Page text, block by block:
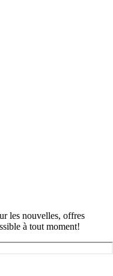
les nouvelles, offres
à tout moment!